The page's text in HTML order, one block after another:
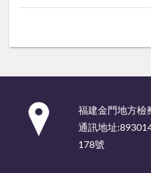
福建金門地方
通訊地址
178號